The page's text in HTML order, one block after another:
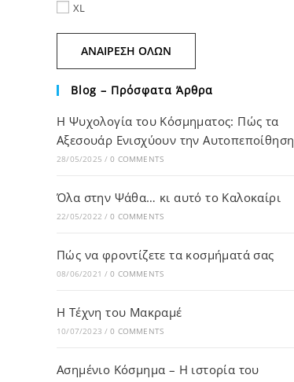
XL
ΑΝΑΊΡΕΣΗ ΌΛΩΝ
Blog – Πρόσφατα Άρθρα
Η Ψυχολογία του Κόσμηματος: Πώς τα
Αξεσουάρ Ενισχύουν την Αυτοπεποίθηση
28/05/2025 / 0 COMMENTS
Όλα στην Ψάθα… κι αυτό το Καλοκαίρι
22/05/2022 / 0 COMMENTS
Πώς να φροντίζετε τα κοσμήματά σας
08/06/2021 / 0 COMMENTS
Η Τέχνη του Μακραμέ
10/07/2023 / 0 COMMENTS
Ασημένιο Κόσμημα – Η ιστορία του